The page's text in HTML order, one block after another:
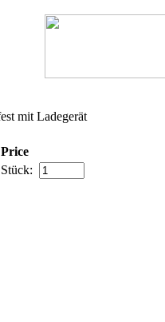
mit Ladegerät
Price
Stück: